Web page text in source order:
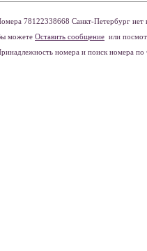
78122338668 Санкт-Петербург нет
можете Оставить сообщение или
номера и поиск номера